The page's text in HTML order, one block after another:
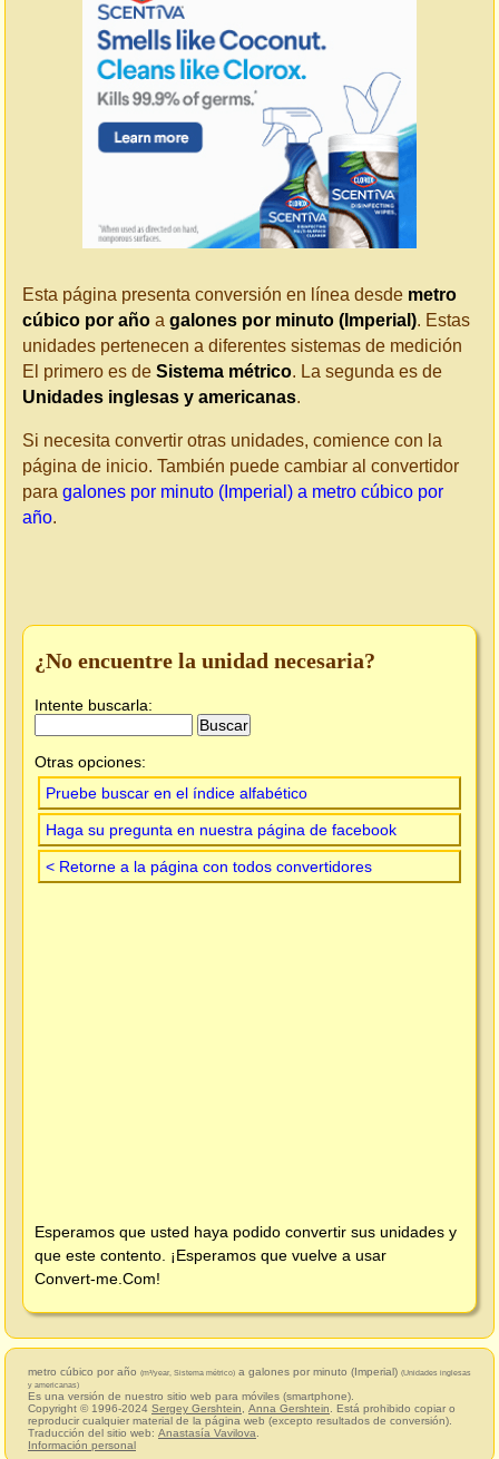
Esta página presenta conversión en línea desde metro
cúbico por año a galones por minuto (Imperial). Estas
unidades pertenecen a diferentes sistemas de medición
El primero es de Sistema métrico. La segunda es de
Unidades inglesas y americanas.
Si necesita convertir otras unidades, comience con la
página de inicio. También puede cambiar al convertidor
para galones por minuto (Imperial) a metro cúbico por
año.
¿No encuentre la unidad necesaria?
Intente buscarla:
Otras opciones:
Pruebe buscar en el índice alfabético
Haga su pregunta en nuestra página de facebook
< Retorne a la página con todos convertidores
Esperamos que usted haya podido convertir sus unidades y
que este contento. ¡Esperamos que vuelve a usar
Convert-me.Com!
metro cúbico por año (m³/year, Sistema métrico) a galones por minuto (Imperial) (Unidades inglesas
y americanas)
Es una versión de nuestro sitio web para móviles (smartphone).
Copyright © 1996-2024 Sergey Gershtein Anna Gershtein . Está prohibido copiar o
reproducir cualquier material de la página web (excepto resultados de conversión).
Traducción del sitio web: Anastasía Vavilova
Información personal